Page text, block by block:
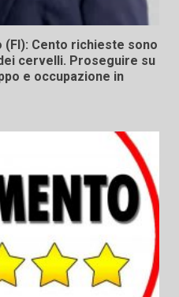
Cento richieste sono
cervelli. Proseguire su
e occupazione in